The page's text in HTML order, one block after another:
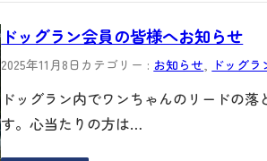
ドッグラン会員の皆様へお知らせ
2025年11月8日 カテゴリー : お知らせ ドッグラ
ドッグラン内でワンちゃんのリードの
す。心当たりの方は…